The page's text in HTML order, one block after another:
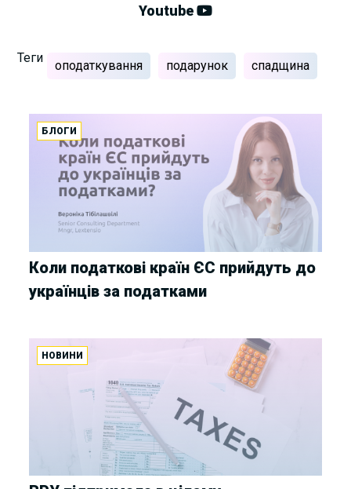
Youtube
Теги
оподаткування подарунок спадщина
БЛОГИ
Коли податкові країн ЄС прийдуть до
українців за податками
НОВИНИ